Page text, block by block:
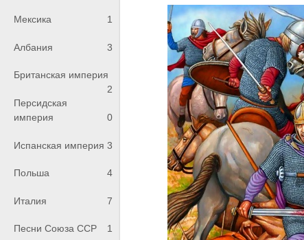
Мексика 1
Албания 3
Британская империя
2
Персидская
империя
0
Испанская империя 3
Польша 4
Италия 7
Песни Союза ССР 1